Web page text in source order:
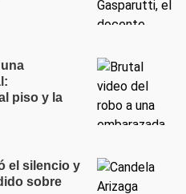
piso y la
el silencio y
sobre